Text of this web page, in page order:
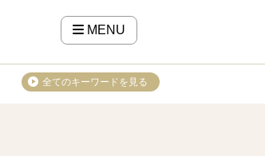
MENU
全てのキーワードを見る